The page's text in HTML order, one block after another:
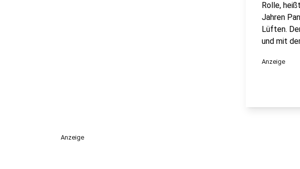
Rolle,
Jahren
Lüften.
und mit
Anzeige
Anzeige